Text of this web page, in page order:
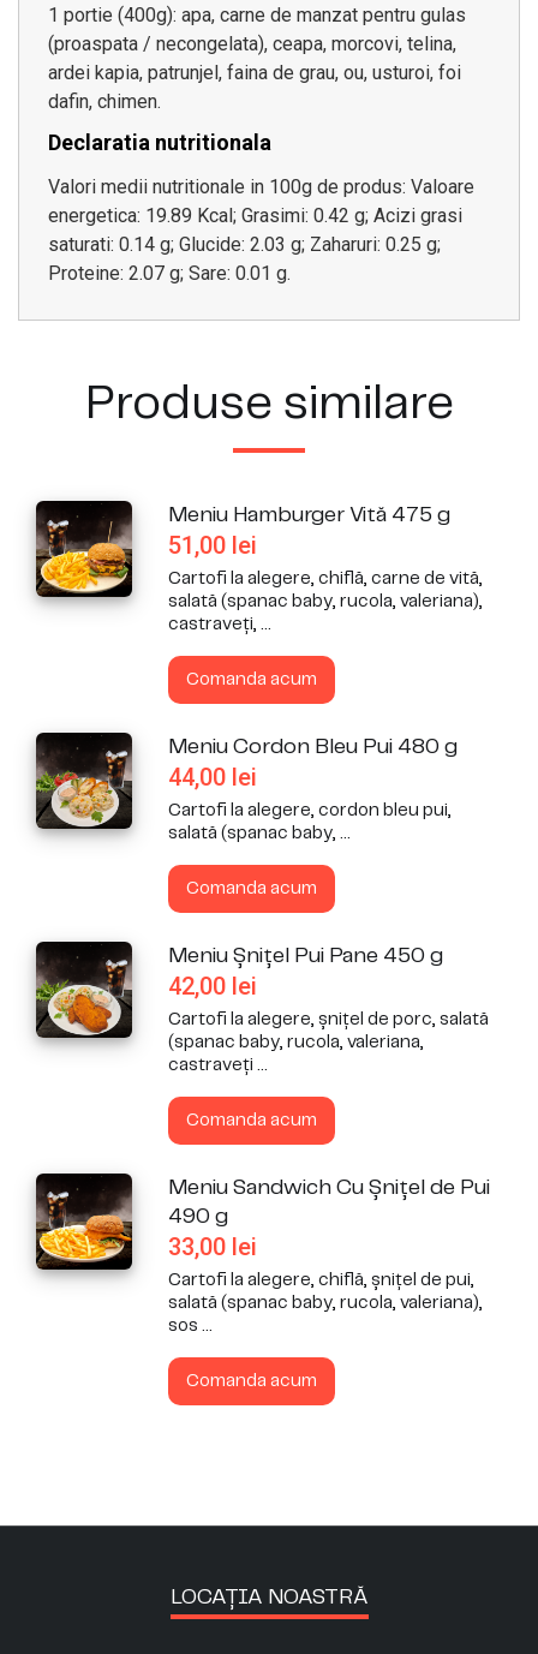
1 portie (400g): apa, carne de manzat pentru gulas
(proaspata / necongelata), ceapa, morcovi, telina,
ardei kapia, patrunjel, faina de grau, ou, usturoi, foi
dafin, chimen.
Declaratia nutritionala
Valori medii nutritionale in 100g de produs: Valoare
energetica: 19.89 Kcal; Grasimi: 0.42 g; Acizi grasi
saturati: 0.14 g; Glucide: 2.03 g; Zaharuri: 0.25 g;
Proteine: 2.07 g; Sare: 0.01 g.
Produse similare
Meniu Hamburger Vită 475 g
51,00 lei
Cartofi la alegere, chiflă, carne de vită,
salată (spanac baby, rucola, valeriana),
castraveți, ...
Comanda acum
Meniu Cordon Bleu Pui 480 g
44,00 lei
Cartofi la alegere, cordon bleu pui,
salată (spanac baby, ...
Comanda acum
Meniu Șnițel Pui Pane 450 g
42,00 lei
Cartofi la alegere, șnițel de porc, salată
(spanac baby, rucola, valeriana,
castraveți ...
Comanda acum
Meniu Sandwich Cu Șnițel de Pui
490 g
33,00 lei
Cartofi la alegere, chiflă, șnițel de pui,
salată (spanac baby, rucola, valeriana),
sos ...
Comanda acum
LOCAȚIA NOASTRĂ